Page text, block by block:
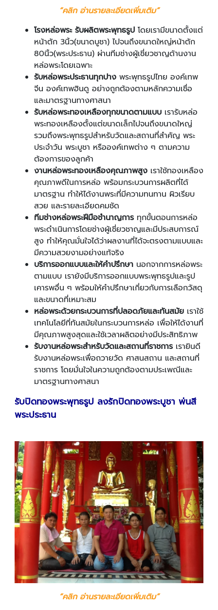
“ค​ลิก อ่านรายละเอียดเพิ่มเติม”
โรงหล่อพระ รับผลิตพระพุทธรูป โดยเรามีขนาดตั้งแต่
หน้าตัก 3นิ้ว(ขนาดบูชา) ไปจนถึงขนาดใหญ่หน้าตัก
80นิ้ว(พระประธาน) ผ่านทีมช่างผู้เชี่ยวชาญด้านงาน
หล่อพระโดยเฉพาะ
รับหล่อพระประธานทุกปาง พระพุทธรูปไทย องค์เทพ
จีน องค์เทพฮินดู อย่างถูกต้องตามหลักความเชื่อ
และมาตรฐานทางศาสนา
รับหล่อพระทองเหลืองทุกขนาดตามแบบ เรารับหล่อ
พระทองเหลืองตั้งแต่ขนาดเล็กไปจนถึงขนาดใหญ่
รวมถึงพระพุทธรูปสำหรับวัดและสถานที่สำคัญ พระ
ประจำวัน พระบูชา หรือองค์เทพต่าง ๆ ตามความ
ต้องการของลูกค้า
งานหล่อพระทองเหลืองคุณภาพสูง เราใช้ทองเหลือง
คุณภาพดีในการหล่อ พร้อมกระบวนการผลิตที่ได้
มาตรฐาน ทำให้ได้งานพระที่มีความทนทาน ผิวเรียบ
สวย และรายละเอียดคมชัด
ทีมช่างหล่อพระฝีมือชำนาญการ ทุกขั้นตอนการหล่อ
พระดำเนินการโดยช่างผู้เชี่ยวชาญและมีประสบการณ์
สูง ทำให้คุณมั่นใจได้ว่าผลงานที่ได้จะตรงตามแบบและ
มีความสวยงามอย่างแท้จริง
บริการออกแบบและให้คำปรึกษา นอกจากการหล่อพระ
ตามแบบ เรายังมีบริการออกแบบพระพุทธรูปและรูป
เคารพอื่น ๆ พร้อมให้คำปรึกษาเกี่ยวกับการเลือกวัสดุ
และขนาดที่เหมาะสม
หล่อพระด้วยกระบวนการที่ปลอดภัยและทันสมัย เราใช้
เทคโนโลยีที่ทันสมัยในกระบวนการหล่อ เพื่อให้ได้งานที่
มีคุณภาพสูงสุดและใช้เวลาผลิตอย่างมีประสิทธิภาพ
รับงานหล่อพระสำหรับวัดและสถานที่ราชการ เรายินดี
รับงานหล่อพระเพื่อถวายวัด ศาสนสถาน และสถานที่
ราชการ โดยมั่นใจในความถูกต้องตามประเพณีและ
มาตรฐานทางศาสนา
รับปิดทองพระพุทธรูป ลงรักปิดทองพระบูชา พ่นสี
พระประธาน
“คลิก อ่านรายละเอียดเพิ่มเติม”